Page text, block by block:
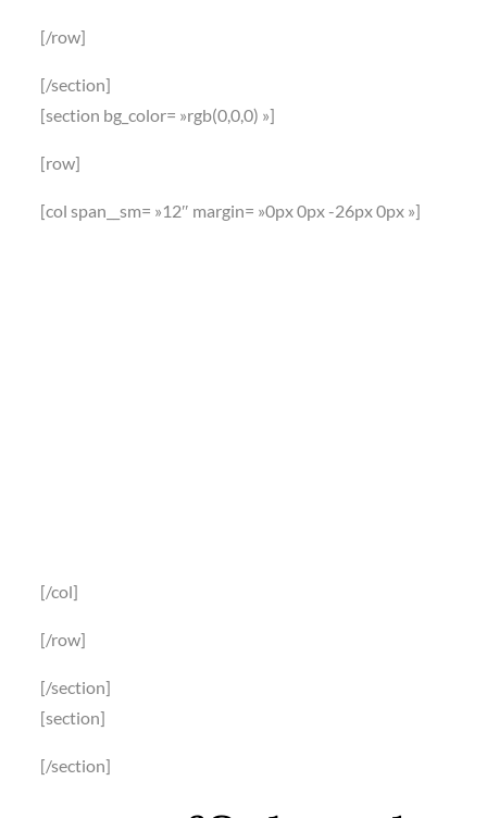
[/row]
[/section]
[section bg_color= »rgb(0,0,0) »]
[row]
[col span__sm= »12″ margin= »0px 0px -26px 0px »]
[/col]
[/row]
[/section]
[section]
[/section]